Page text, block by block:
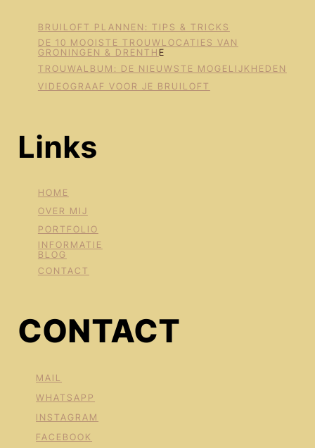
BRUILOFT PLANNEN: TIPS & TRICKS
DE 10 MOOISTE TROUWLOCATIES VAN
GRONINGEN & DRENTH E
TROUWALBUM: DE NIEUWSTE MOGELIJKHEDEN
VIDEOGRAAF VOOR JE BRUILOFT
Links
HOME
OVER MIJ
PORTFOLIO
INFORMATIE
BLOG
CONTACT
CONTACT
MAIL
WHATSAPP
INSTAGRAM
FACEBOOK